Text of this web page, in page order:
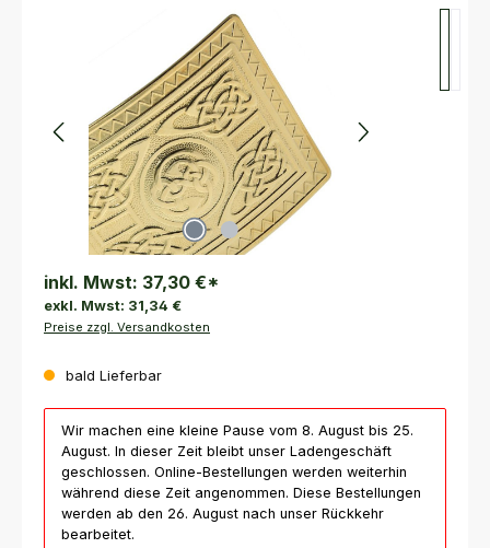
Bildergalerie überspringen
inkl. Mwst: 37,30 €*
exkl. Mwst: 31,34 €
Preise zzgl. Versandkosten
bald Lieferbar
Wir machen eine kleine Pause vom 8. August bis 25.
August. In dieser Zeit bleibt unser Ladengeschäft
geschlossen. Online-Bestellungen werden weiterhin
während diese Zeit angenommen. Diese Bestellungen
werden ab den 26. August nach unser Rückkehr
bearbeitet.